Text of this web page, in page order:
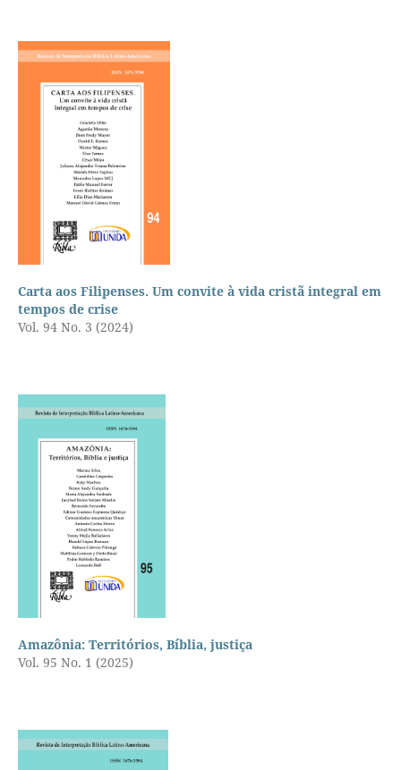
Carta aos Filipenses. Um convite à vida cristã integral em
tempos de crise
Vol. 94 No. 3 (2024)
Amazônia: Territórios, Bíblia, justiça
Vol. 95 No. 1 (2025)